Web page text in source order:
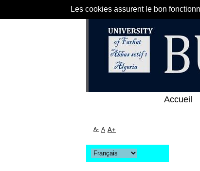
Les cookies assurent le bon
المباشر لمكتبة كلية العلوم الاقتصادية و
Accueil
A- A A+